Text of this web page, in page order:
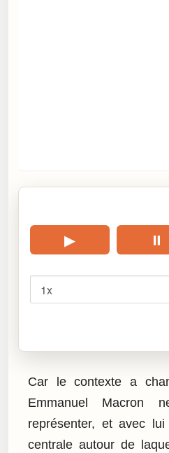
▶ ⏸
Car le contexte a
Emmanuel Macron
représenter, et avec
centrale autour de